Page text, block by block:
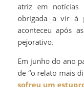
atriz em notícias
obrigada a vir à
aconteceu após
pejorativo.
Em junho do ano
de “o relato mais
sofreu um